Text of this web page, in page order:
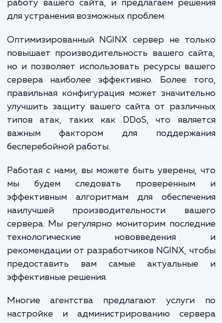
При выполнении аудита настроек
NGINX наши специалисты
детальное исследование конфигурации
сервера. Особое внимание уделяется
важным параметрам, как
соединений, настройка
конфигурация логирования и многое
Мы анализируем, как эти настройки
работу вашего сайта, и предлагаем
для устранения возможных проблем.
Оптимизированный NGINX сервер не
повышает производительность вашего
но и позволяет использовать ресурсы
сервера наиболее эффективно. Более
правильная конфигурация может
улучшить защиту вашего сайта от
типов атак, таких как DDoS, что
важным фактором для
бесперебойной работы.